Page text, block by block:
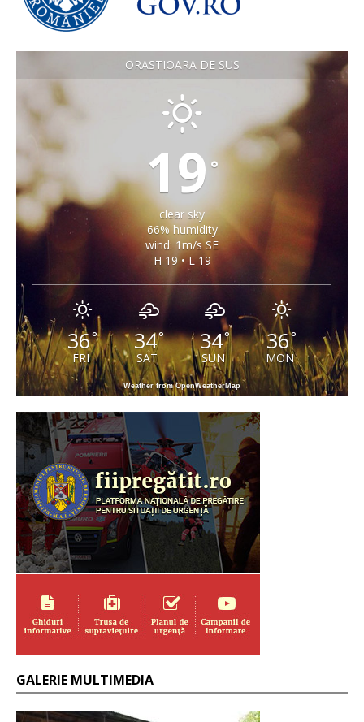
ORASTIOARA DE SUS
19 °
clear sky
66% humidity
wind: 1m/s SE
H 19 • L 19
36°
FRI
34°
SAT
34°
SUN
36°
MON
Weather from OpenWeatherMap
GALERIE MULTIMEDIA